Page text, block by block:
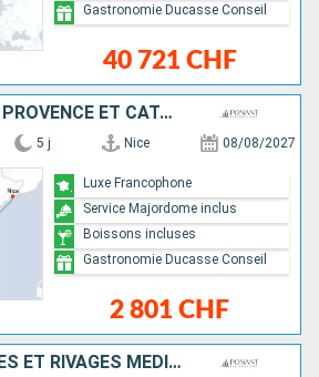
40 721 CHF
Gastronomie Ducasse Conseil
ESCAPADE ENTRE PROVENCE ET CATALOGNE
5 j Nice 08/08/2027
2 801 CHF
Luxe Francophone
Service Majordome inclus
Boissons incluses
Gastronomie Ducasse Conseil
CITÉS HISTORIQUES ET RIVAGES MÉDITERRANÉENS